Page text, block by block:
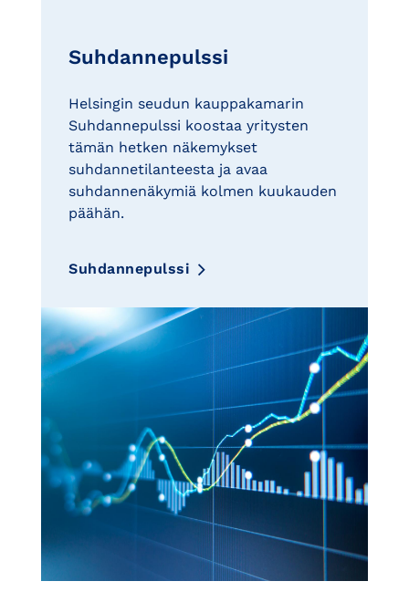
Suhdannepulssi
Helsingin seudun kauppakamarin
Suhdannepulssi koostaa yritysten
tämän hetken näkemykset
suhdannetilanteesta ja avaa
suhdannenäkymiä kolmen kuukauden
päähän.
Suhdannepulssi